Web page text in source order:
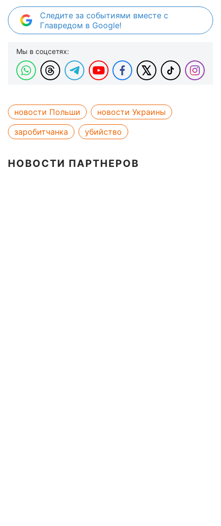
Следите за событиями вместе с
Главредом в Google!
Мы в соцсетях:
новости Польши
новости Украины
заробитчанка
убийство
НОВОСТИ ПАРТНЕРОВ